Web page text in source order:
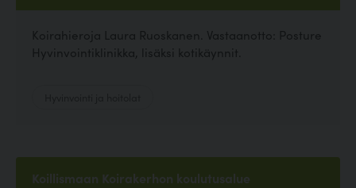
Koirahieroja Laura Ruoskanen. Vastaanotto: Posture
Hyvinvointiklinikka, lisäksi kotikäynnit.
Koillismaan Koirakerhon koulutusalue